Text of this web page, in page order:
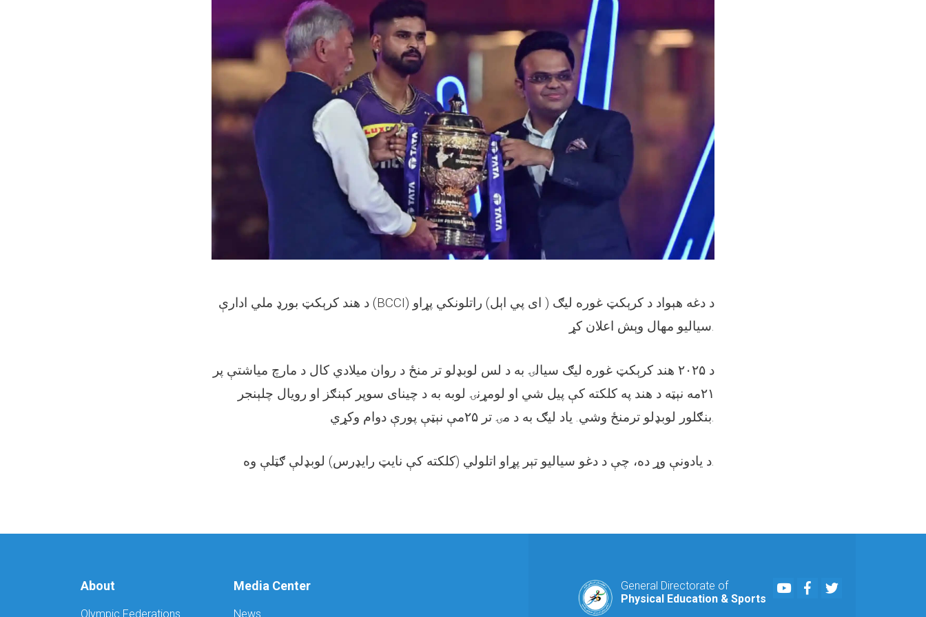
د هند کرېکټ بورډ ملي ادارې (BCCI) د دغه هېواد د کرېکټ غوره ليګ ( ای پي اېل) راتلونکي پړاو
سياليو مهال وېش اعلان کړ.
د ۲۰۲۵ هند کرېکټ غوره ليګ سيالۍ به د لس لوبډلو تر منځ د روان ميلادي کال د مارچ مياشتې پر
۲۱مه نېټه د هند په کلکته کې پیل شي او لومړنۍ لوبه به د چينای سوپر کېنګز او رويال چلېنجر
بنګلور لوبډلو ترمنځ وشي. یاد لیګ به د مۍ تر ۲۵مې نېټې پورې دوام وکړي.
د يادونې وړ ده، چې د دغو سياليو تېر پړاو اتلولي (کلکته کې نايټ رايډرس) لوبډلې ګټلې وه.
About
Olympic Federations
Media Center
News
General Directorate of
Physical Education & Sports
YoutubeFacebook
Twitter